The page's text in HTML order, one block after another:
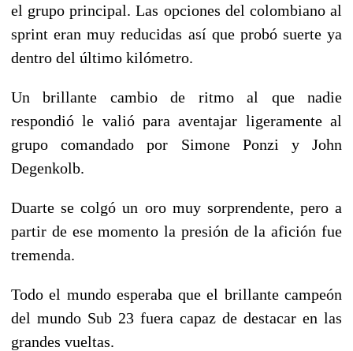
el grupo principal. Las opciones del colombiano al
sprint eran muy reducidas así que probó suerte ya
dentro del último kilómetro.
Un brillante cambio de ritmo al que nadie
respondió le valió para aventajar ligeramente al
grupo comandado por Simone Ponzi y John
Degenkolb.
Duarte se colgó un oro muy sorprendente, pero a
partir de ese momento la presión de la afición fue
tremenda.
Todo el mundo esperaba que el brillante campeón
del mundo Sub 23 fuera capaz de destacar en las
grandes vueltas.